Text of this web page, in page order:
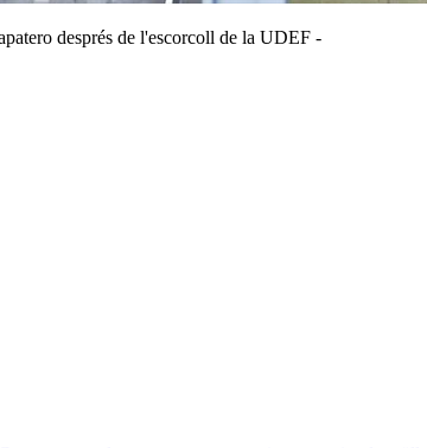
després de l'escorcoll de la UDEF -